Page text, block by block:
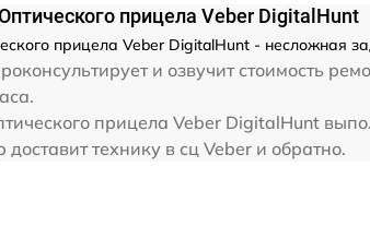
прицела Veber DigitalHunt
прицела Veber DigitalHunt - несложная
и озвучит стоимость
прицела Veber DigitalHunt
технику в сц Veber и обратно.